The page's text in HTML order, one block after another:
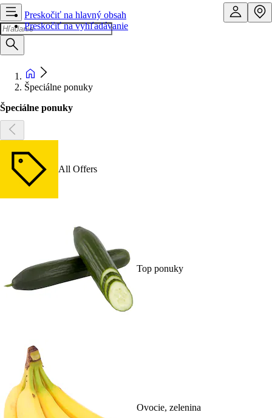
Preskočiť na hlavný obsah
Preskočiť na vyhľadávanie
Špeciálne ponuky
Špeciálne ponuky
All Offers
Top ponuky
Ovocie, zelenina